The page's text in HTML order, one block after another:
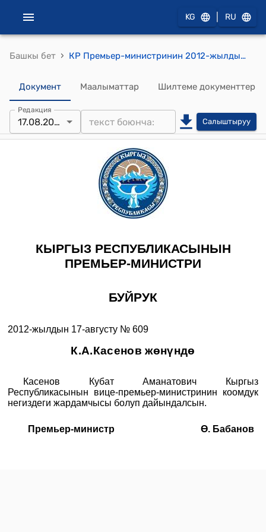
KG RU
Башкы бет › КР Премьер-министринин 2012-жылдын 17-августундагы № 609 (К.А.Касенов жөнүндө) буйругу
Документ Маалыматтар Шилтеме документтер
Редакция
17.08.2012 Салыштыруу